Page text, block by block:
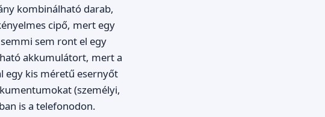
kombinálható darab,
cipő, mert egy
sem ront el egy
akkumulátort, mert a
egy kis méretű esernyőt
(személyi,
is a telefonodon.